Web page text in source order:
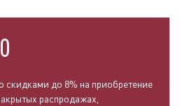
скидками до 8% на приобретение
распродажах,